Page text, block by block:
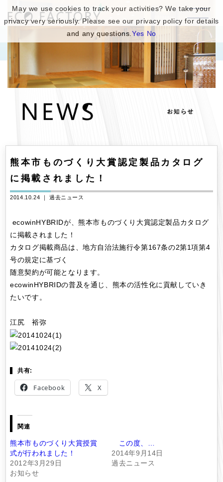
熊本市ものづくり大賞認定製品カタログ
に掲載されました！
2014.10.24 ｜過去ニュース
ecowinHYBRIDが、熊本市ものづくり大賞認定製品カタログ
に掲載されました！
カタログ掲載商品は、地方自治法施行令第167条の2第1項第4
号の規定に基づく
随意契約が可能となります。
ecowinHYBRIDの普及を通じ、熊本の活性化に貢献していき
たいです。
江尻 裕弥
共有:
Facebook X
関連
熊本市ものづくり大賞授賞
式が行われました！
2012年3月29日
お知らせ
この度、…
2014年9月14日
過去ニュース
May we use cookies to track your activities? We take your
privacy very seriously. Please see our privacy policy for details
and any questions.Yes No